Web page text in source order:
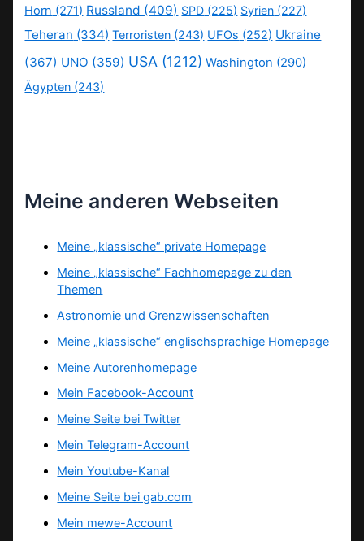
Horn (271) Russland (409) SPD (225) Syrien (227)
Teheran (334) Terroristen (243) UFOs (252) Ukraine
(367) UNO (359) USA (1212) Washington (290)
Ägypten (243)
Meine anderen Webseiten
Meine „klassische“ private Homepage
Meine „klassische“ Fachhomepage zu den
Themen
Astronomie und Grenzwissenschaften
Meine „klassische“ englischsprachige Homepage
Meine Autorenhomepage
Mein Facebook-Account
Meine Seite bei Twitter
Mein Telegram-Account
Mein Youtube-Kanal
Meine Seite bei gab.com
Mein mewe-Account